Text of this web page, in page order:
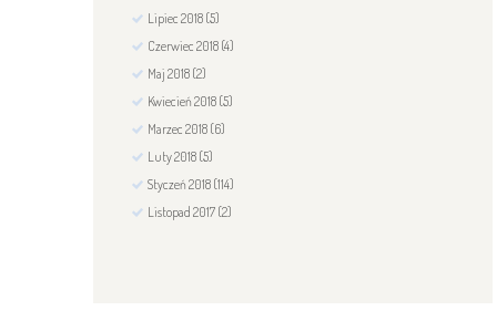
Lipiec2018 (5)
Czerwiec2018 (4)
Maj2018 (2)
Kwiecień2018 (5)
Marzec2018 (6)
Luty2018 (5)
Styczeń2018 (114)
Listopad2017 (2)